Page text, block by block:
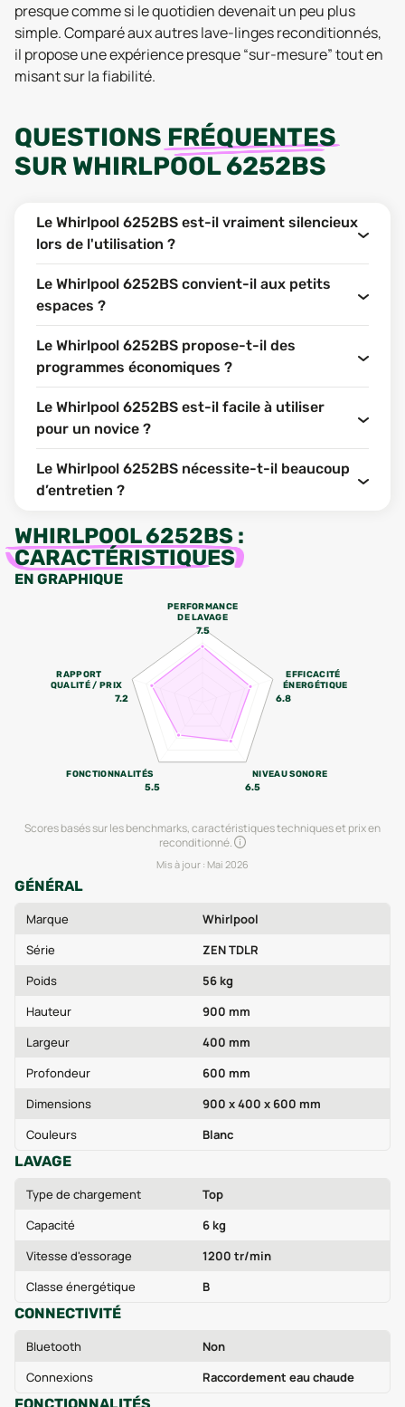
presque comme si le quotidien devenait un peu plus
simple. Comparé aux autres lave-linges reconditionnés,
il propose une expérience presque “sur-mesure” tout en
misant sur la fiabilité.
QUESTIONS FRÉQUENTES
SUR WHIRLPOOL 6252BS
Le Whirlpool 6252BS est-il vraiment silencieux
lors de l'utilisation ?
Le Whirlpool 6252BS convient-il aux petits
espaces ?
Le Whirlpool 6252BS propose-t-il des
programmes économiques ?
Le Whirlpool 6252BS est-il facile à utiliser
pour un novice ?
Le Whirlpool 6252BS nécessite-t-il beaucoup
d’entretien ?
WHIRLPOOL 6252BS :
CARACTÉRISTIQUES
EN GRAPHIQUE
PERFORMANCE
DE LAVAGE
7.5
EFFICACITÉ
ÉNERGÉTIQUE
6.8
NIVEAU SONORE
6.5
FONCTIONNALITÉS
5.5
RAPPORT
QUALITÉ / PRIX
7.2
Scores basés sur les benchmarks, caractéristiques techniques et prix en
reconditionné.
Mis à jour : Mai 2026
GÉNÉRAL
Marque
Whirlpool
Série
ZEN TDLR
Poids
56 kg
Hauteur
900 mm
Largeur
400 mm
Profondeur
600 mm
Dimensions
900 x 400 x 600 mm
Couleurs
Blanc
LAVAGE
Type de chargement
Top
Capacité
6 kg
Vitesse d'essorage
1200 tr/min
Classe énergétique
B
CONNECTIVITÉ
Bluetooth
Non
Connexions
Raccordement eau chaude